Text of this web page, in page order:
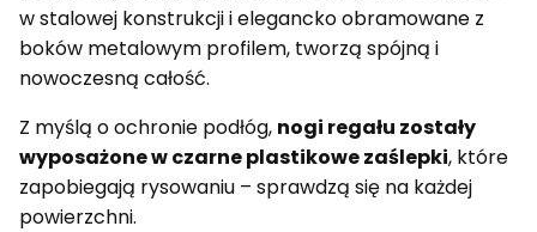
w stalowej konstrukcji i elegancko obramowane z
boków metalowym profilem, tworzą spójną i
nowoczesną całość.
Z myślą o ochronie podłóg, nogi regału zostały
wyposażone w czarne plastikowe zaślepki, które
zapobiegają rysowaniu – sprawdzą się na każdej
powierzchni.